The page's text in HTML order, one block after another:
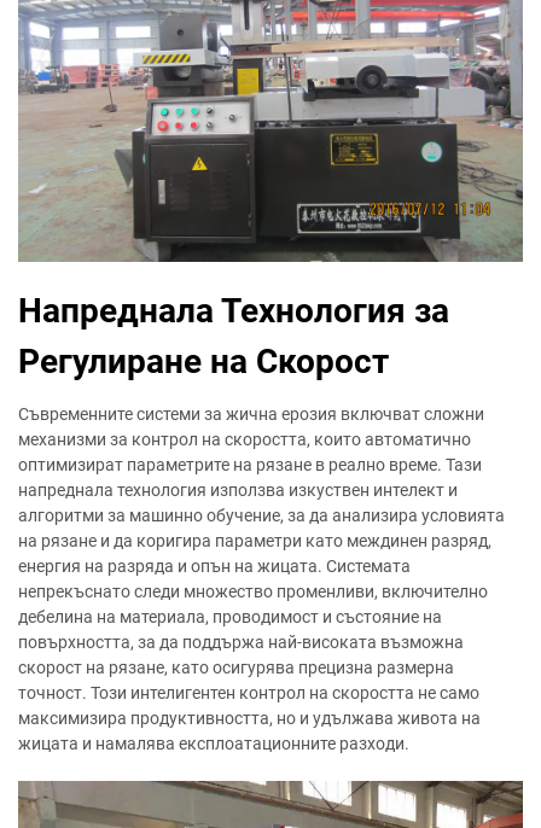
Напреднала Технология за
Регулиране на Скорост
Съвременните системи за жична ерозия включват сложни
механизми за контрол на скоростта, които автоматично
оптимизират параметрите на рязане в реално време. Тази
напреднала технология използва изкуствен интелект и
алгоритми за машинно обучение, за да анализира условията
на рязане и да коригира параметри като междинен разряд,
енергия на разряда и опън на жицата. Системата
непрекъснато следи множество променливи, включително
дебелина на материала, проводимост и състояние на
повърхността, за да поддържа най-високата възможна
скорост на рязане, като осигурява прецизна размерна
точност. Този интелигентен контрол на скоростта не само
максимизира продуктивността, но и удължава живота на
жицата и намалява експлоатационните разходи.